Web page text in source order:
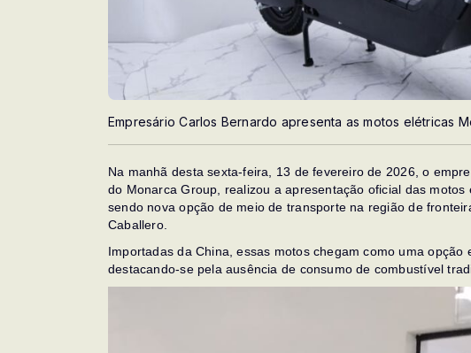
Empresário Carlos Bernardo apresenta as motos elétricas
Na manhã desta sexta-feira, 13 de fevereiro de 2026, o
do Monarca Group, realizou a apresentação oficial das motos
sendo nova opção de meio de transporte na região de
Caballero.
Importadas da China, essas motos chegam como uma opção
destacando-se pela ausência de consumo de combustível